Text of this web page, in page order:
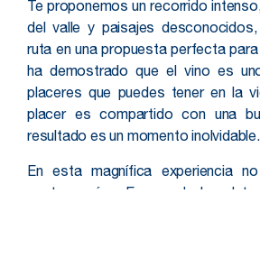
Te proponemos un recorrido
del valle y paisajes
ruta en una propuesta perfecta
ha demostrado que el vino es
placeres que puedes tener en la
placer es compartido con una
resultado es un momento inolvidable.
En esta magnífica experiencia